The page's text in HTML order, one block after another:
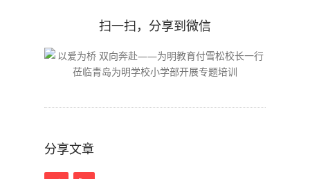
扫一扫，分享到微信
分享文章